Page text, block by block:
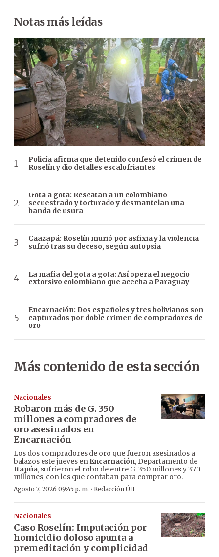
Notas más leídas
Policía afirma que detenido confesó el crimen de
Roselín y dio detalles escalofriantes
Gota a gota: Rescatan a un colombiano
secuestrado y torturado y desmantelan una
banda de usura
Caazapá: Roselín murió por asfixia y la violencia
sufrió tras su deceso, según autopsia
La mafia del gota a gota: Así opera el negocio
extorsivo colombiano que acecha a Paraguay
Encarnación: Dos españoles y tres bolivianos son
capturados por doble crimen de compradores de
oro
Más contenido de esta sección
Nacionales
Robaron más de G. 350
millones a compradores de
oro asesinados en
Encarnación
Los dos compradores de oro que fueron asesinados a
balazos este jueves en Encarnación, Departamento de
Itapúa, sufrieron el robo de entre G. 350 millones y 370
millones, con los que contaban para comprar oro.
Agosto 7, 2026 09:45 p. m. · Redacción ÚH
Nacionales
Caso Roselín: Imputación por
homicidio doloso apunta a
premeditación y complicidad